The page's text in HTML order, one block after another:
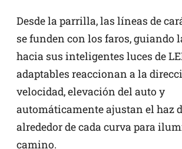
Desde la parrilla, las líneas de
se funden con los faros, guiando
hacia sus inteligentes luces de
adaptables reaccionan a la
velocidad, elevación del auto y
automáticamente ajustan el haz
alrededor de cada curva para
camino.